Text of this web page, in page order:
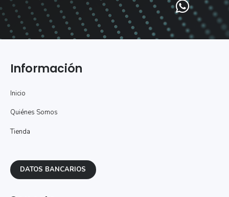
Información
Inicio
Quiénes Somos
Tienda
DATOS BANCARIOS